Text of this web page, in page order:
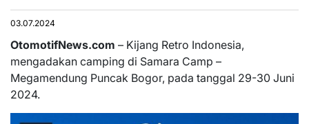
03.07.2024
OtomotifNews.com – Kijang Retro Indonesia,
mengadakan camping di Samara Camp –
Megamendung Puncak Bogor, pada tanggal 29-30 Juni
2024.